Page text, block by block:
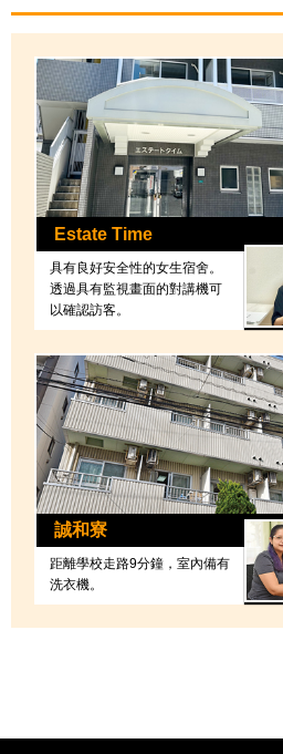
Estate Time
具有良好安全性的女生宿舍。
透過具有監視畫面的對講機可
以確認訪客。
誠和寮
距離學校走路9分鐘，室內備有
洗衣機。